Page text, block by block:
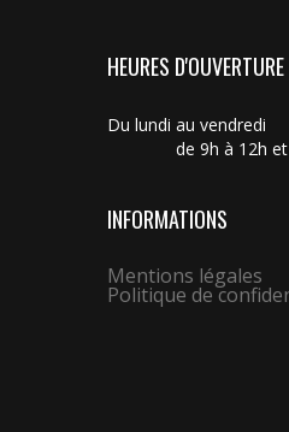
HEURES D'OUVERTURE
Du lundi au vendredi
de 9h à 12h
INFORMATIONS
Mentions légales
Politique de